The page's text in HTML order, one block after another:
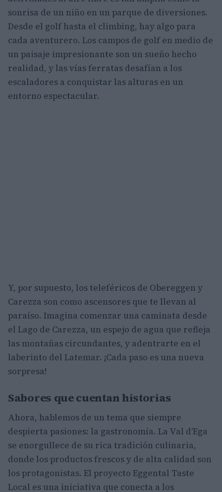
sonrisa de un niño en un parque de diversiones.
Desde el golf hasta el climbing, hay algo para
cada aventurero. Los campos de golf en medio de
un paisaje impresionante son un sueño hecho
realidad, y las vías ferratas desafían a los
escaladores a conquistar las alturas en un
entorno espectacular.
Y, por supuesto, los teleféricos de Obereggen y
Carezza son como ascensores que te llevan al
paraíso. Imagina comenzar una caminata desde
el Lago de Carezza, un espejo de agua que refleja
las montañas circundantes, y adentrarte en el
laberinto del Latemar. ¡Cada paso es una nueva
sorpresa!
Sabores que cuentan historias
Ahora, hablemos de un tema que siempre
despierta pasiones: la gastronomía. La Val d’Ega
se enorgullece de su rica tradición culinaria,
donde los productos frescos y de alta calidad son
los protagonistas. El proyecto Eggental Taste
Local es una iniciativa que conecta a los